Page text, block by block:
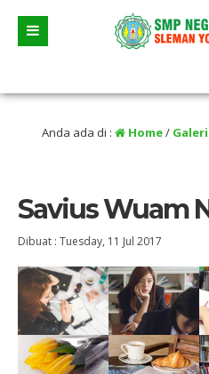
Anda ada di : Home/ Galeri
Savius Wuam
Dibuat : Tuesday, 11 Jul 2017